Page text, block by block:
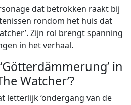
dat betrokken raakt bij
rondom het huis dat
Zijn rol brengt spanning
in het verhaal.
in
Watcher’?
letterlijk ‘ondergang van de